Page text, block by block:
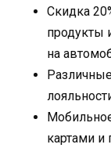
Скидка
продукты
на
картами и